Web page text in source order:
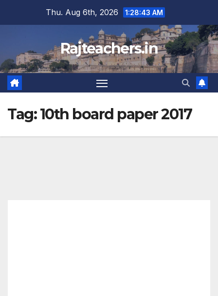
Thu. Aug 6th, 2026 1:28:44 AM
Rajteachers.in
Tag:10th board paper 2017